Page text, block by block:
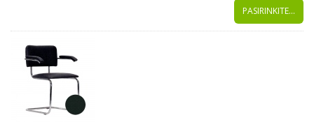
PASIRINKITE...